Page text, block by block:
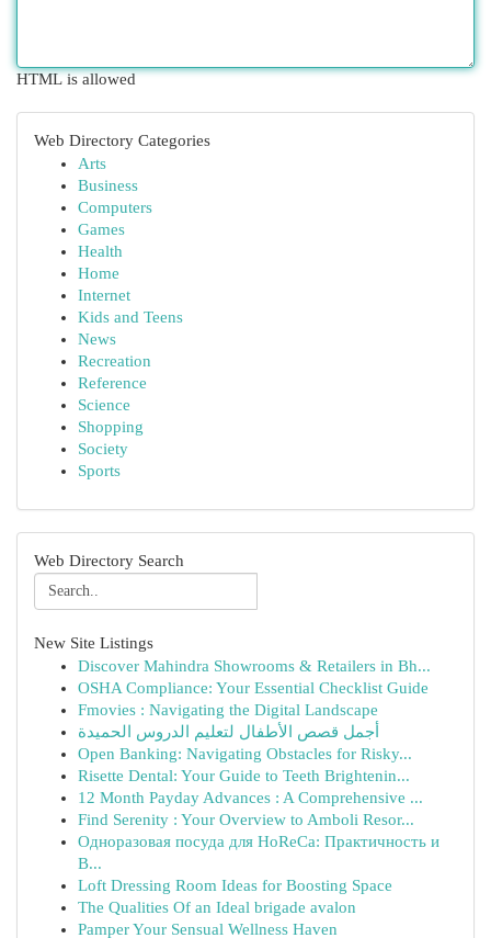
HTML is allowed
Web Directory Categories
Arts
Business
Computers
Games
Health
Home
Internet
Kids and Teens
News
Recreation
Reference
Science
Shopping
Society
Sports
Web Directory Search
New Site Listings
Discover Mahindra Showrooms & Retailers in Bh...
OSHA Compliance: Your Essential Checklist Guide
Fmovies : Navigating the Digital Landscape
أجمل قصص الأطفال لتعليم الدروس الحميدة
Open Banking: Navigating Obstacles for Risky...
Risette Dental: Your Guide to Teeth Brightenin...
12 Month Payday Advances : A Comprehensive ...
Find Serenity : Your Overview to Amboli Resor...
Одноразовая посуда для HoReCa: Практичность и
В...
Loft Dressing Room Ideas for Boosting Space
The Qualities Of an Ideal brigade avalon
Pamper Your Sensual Wellness Haven